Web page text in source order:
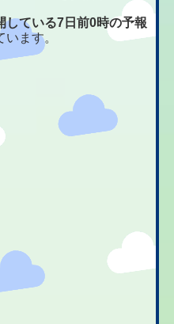
している7日前0時の予報
ます。